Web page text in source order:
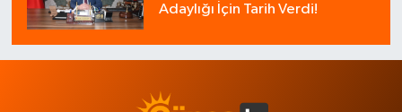
Adaylığı İçin Tarih Verdi!